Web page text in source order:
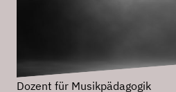
Dozent für Musikpädagogik